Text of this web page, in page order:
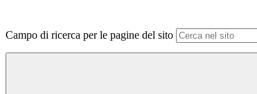
Campo di ricerca per le pagine del sito